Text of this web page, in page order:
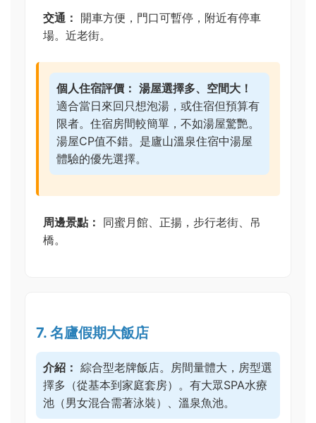
交通： 開車方便，門口可暫停，附近有停車
場。近老街。
個人住宿評價： 湯屋選擇多、空間大！
適合當日來回只想泡湯，或住宿但預算有
限者。住宿房間較簡單，不如湯屋驚艷。
湯屋CP值不錯。是廬山溫泉住宿中湯屋
體驗的優先選擇。
周邊景點： 同蜜月館、正揚，步行老街、吊
橋。
7. 名廬假期大飯店
介紹： 綜合型老牌飯店。房間量體大，房型選
擇多（從基本到家庭套房）。有大眾SPA水療
池（男女混合需著泳裝）、溫泉魚池。